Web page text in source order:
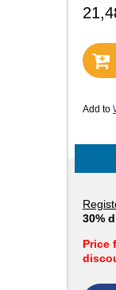
Add to
30%
Price